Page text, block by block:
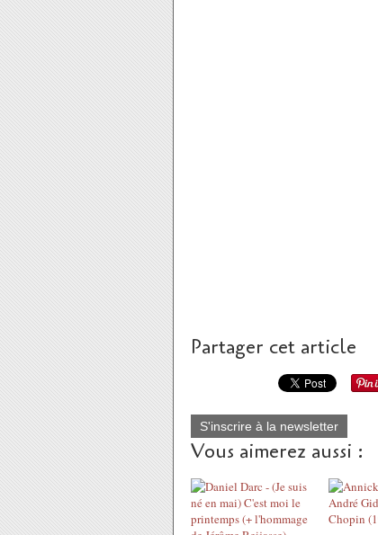
Partager cet article
S'inscrire à la newsletter
Vous aimerez aussi :